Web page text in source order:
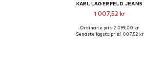
KARL LAGERFELD JEANS
1 007,52 kr
Tillgänglig i många storlekar
Ordinarie pris: 2 099,00 kr
Senaste lägsta pris:1 007,52 kr